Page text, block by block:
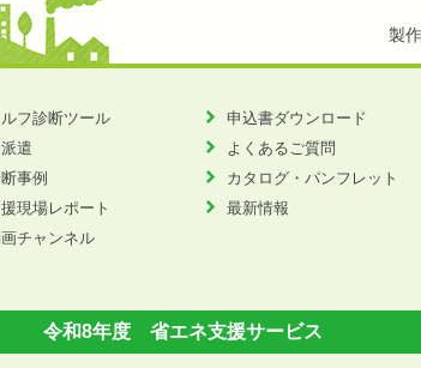
製
フ診断ツール
遣
事例
現場レポート
チャンネル
申込書ダウンロード
よくあるご質問
カタログ・パンフレット
最新情報
令和8年度 省エネ支援サービス